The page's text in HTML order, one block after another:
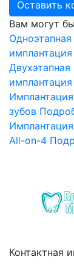
Вам могут
Одноэтапная
Двухэтапная
Имплантация
зубов
Имплантация
All-on-4
Контактная